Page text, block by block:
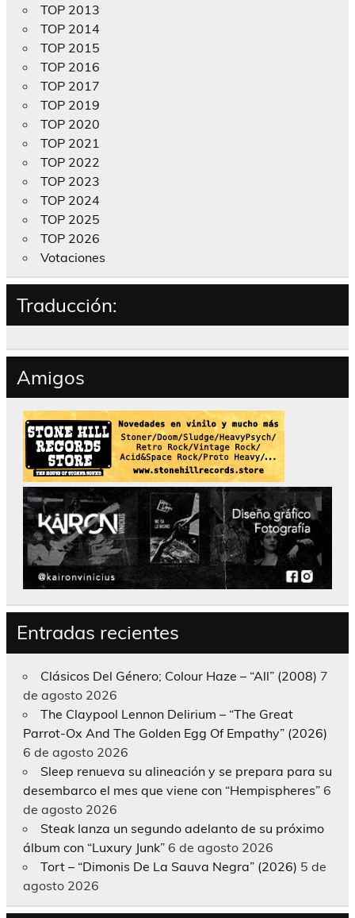
TOP 2013
TOP 2014
TOP 2015
TOP 2016
TOP 2017
TOP 2019
TOP 2020
TOP 2021
TOP 2022
TOP 2023
TOP 2024
TOP 2025
TOP 2026
Votaciones
Traducción:
Amigos
Entradas recientes
Clásicos Del Género; Colour Haze – “All” (2008) 7
de agosto 2026
The Claypool Lennon Delirium – “The Great
Parrot-Ox And The Golden Egg Of Empathy” (2026)
6 de agosto 2026
Sleep renueva su alineación y se prepara para su
desembarco el mes que viene con “Hempispheres” 6
de agosto 2026
Steak lanza un segundo adelanto de su próximo
álbum con “Luxury Junk” 6 de agosto 2026
Tort – “Dimonis De La Sauva Negra” (2026) 5 de
agosto 2026